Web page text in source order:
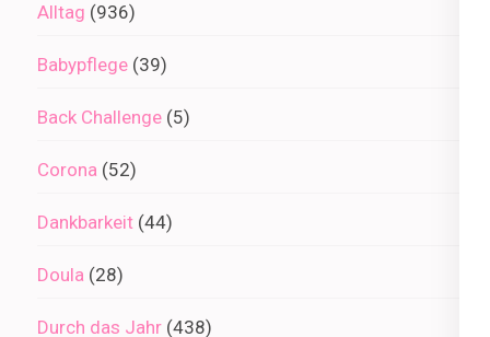
Alltag (936)
Babypflege (39)
Back Challenge (5)
Corona (52)
Dankbarkeit (44)
Doula (28)
Durch das Jahr (438)